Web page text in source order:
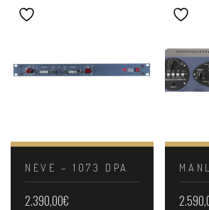
NEVE – 1073 DPA
2.390,00€